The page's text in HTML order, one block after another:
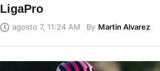
LigaPro
agosto 7, 11:24 AM By Martin Alvarez